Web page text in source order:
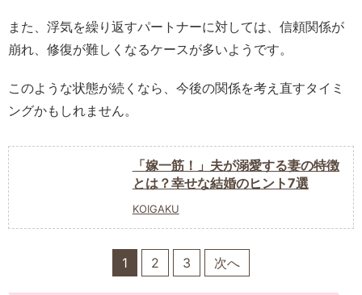
また、浮気を繰り返すパートナーに対しては、信頼関係が
崩れ、修復が難しくなるケースが多いようです。
このような状態が続くなら、今後の関係を考え直すタイミ
ングかもしれません。
「嫁一筋！」夫が溺愛する妻の特徴
とは？幸せな結婚のヒント7選
KOIGAKU
1 2 3 次へ